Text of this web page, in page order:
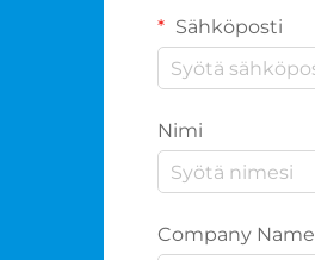
Sähköposti
Nimi
Company Name